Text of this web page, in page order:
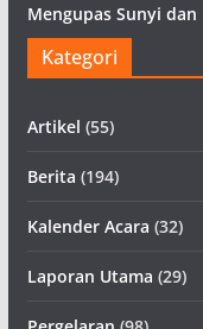
Mengupas Sunyi dan
Kategori
Artikel (55)
Berita (194)
Kalender Acara (32)
Laporan Utama (29)